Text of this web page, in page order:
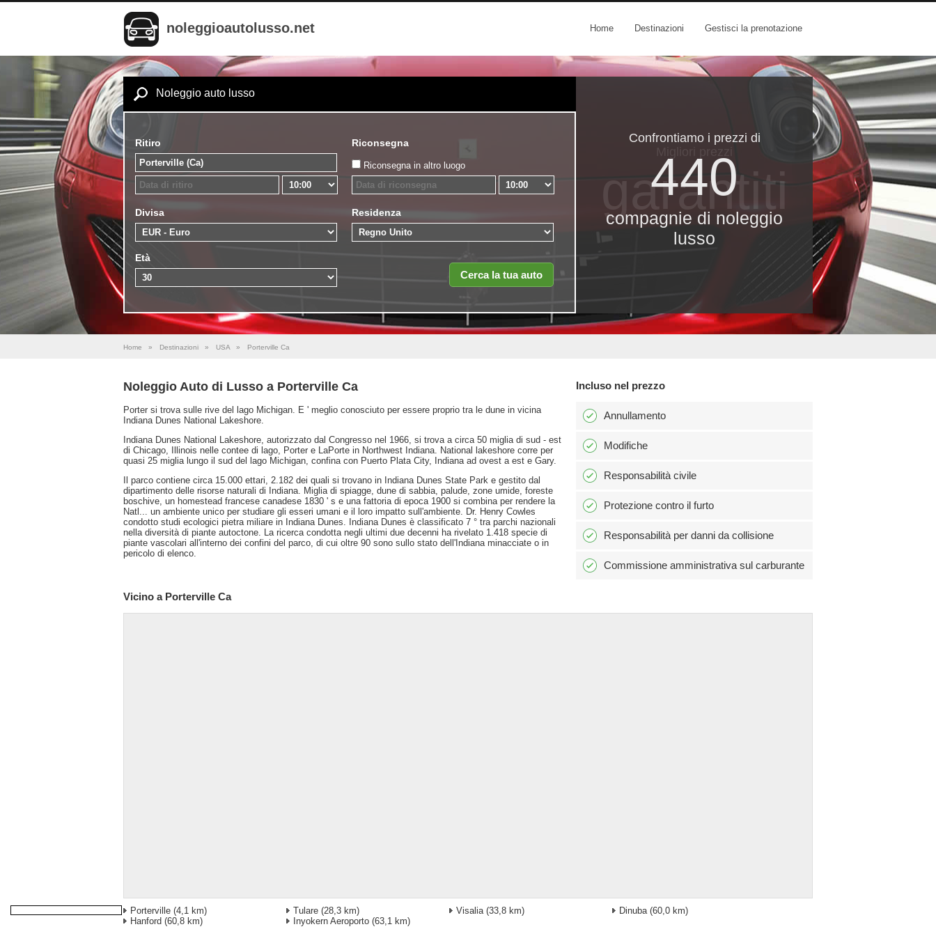
noleggioautolusso.net Home Destinazioni Gestisci la prenotazione
Noleggio auto lusso
Ritiro Riconsegna
Riconsegna in altro luogo
Divisa Residenza
Età
Confrontiamo i prezzi di
440
compagnie di noleggio
lusso
garantiti
Home » Destinazioni » USA » Porterville Ca
Noleggio Auto di Lusso a Porterville Ca
Porter si trova sulle rive del lago Michigan. E ' meglio conosciuto per essere proprio tra le dune in vicina
Indiana Dunes National Lakeshore.
Indiana Dunes National Lakeshore, autorizzato dal Congresso nel 1966, si trova a circa 50 miglia di sud - est
di Chicago, Illinois nelle contee di lago, Porter e LaPorte in Northwest Indiana. National lakeshore corre per
quasi 25 miglia lungo il sud del lago Michigan, confina con Puerto Plata City, Indiana ad ovest a est e Gary.
Il parco contiene circa 15.000 ettari, 2.182 dei quali si trovano in Indiana Dunes State Park e gestito dal
dipartimento delle risorse naturali di Indiana. Miglia di spiagge, dune di sabbia, palude, zone umide, foreste
boschive, un homestead francese canadese 1830 ' s e una fattoria di epoca 1900 si combina per rendere la
Natl... un ambiente unico per studiare gli esseri umani e il loro impatto sull'ambiente. Dr. Henry Cowles
condotto studi ecologici pietra miliare in Indiana Dunes. Indiana Dunes è classificato 7 ° tra parchi nazionali
nella diversità di piante autoctone. La ricerca condotta negli ultimi due decenni ha rivelato 1.418 specie di
piante vascolari all'interno dei confini del parco, di cui oltre 90 sono sullo stato dell'Indiana minacciate o in
pericolo di elenco.
Incluso nel prezzo
Annullamento
Modifiche
Responsabilità civile
Protezione contro il furto
Responsabilità per danni da collisione
Commissione amministrativa sul carburante
Vicino a Porterville Ca
Porterville (4,1 km) Tulare (28,3 km) Visalia (33,8 km) Dinuba (60,0 km)
Hanford (60,8 km) Inyokern Aeroporto (63,1 km)